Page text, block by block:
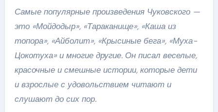
Самые популярные произведения Чуковского —
это «Мойдодыр», «Тараканище», «Каша из
топора», «Айболит», «Крысиные бега», «Муха-
Цокотуха» и многие другие. Он писал веселые,
красочные и смешные истории, которые дети
и взрослые с удовольствием читают и
слушают до сих пор.